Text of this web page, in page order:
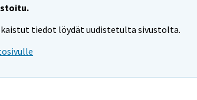
tiedot löydät uudistetulta sivustolta.